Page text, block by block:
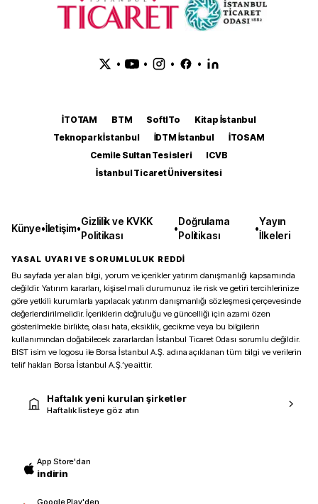
• • • •
İTOTAM BTM SoftITo
Kitap İstanbul
Teknopark İstanbul
İDTM İstanbul
İTOSAM
Cemile Sultan Tesisleri
ICVB
İstanbul Ticaret Üniversitesi
Künye•İletişim•
Gizlilik ve KVKK
Politikası
•
Doğrulama
Politikası
•
Yayın
İlkeleri
YASAL UYARI VE SORUMLULUK REDDİ
Bu sayfada yer alan bilgi, yorum ve içerikler yatırım danışmanlığı kapsamında
değildir. Yatırım kararları, kişisel mali durumunuz ile risk ve getiri tercihlerinize
göre yetkili kurumlarla yapılacak yatırım danışmanlığı sözleşmesi çerçevesinde
değerlendirilmelidir. İçeriklerin doğruluğu ve güncelliği için azami özen
gösterilmekle birlikte, olası hata, eksiklik, gecikme veya bu bilgilerin
kullanımından doğabilecek zararlardan İstanbul Ticaret Odası sorumlu değildir.
BIST isim ve logosu ile Borsa İstanbul A.Ş. adına açıklanan tüm bilgi ve verilerin
telif hakları Borsa İstanbul A.Ş.’ye aittir.
Haftalık yeni kurulan şirketler
Haftalık listeye göz atın
App Store'dan
indirin
Google Play'den